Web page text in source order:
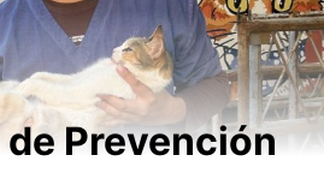
Prevención